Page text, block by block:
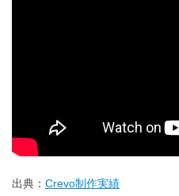
出典： Crevo制作実績